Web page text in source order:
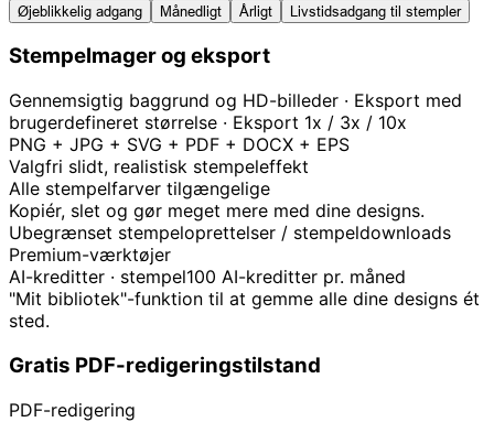
Øjeblikkelig adgang Månedligt Årligt Livstidsadgang til stempler
Stempelmager og eksport
Gennemsigtig baggrund og HD-billeder · Eksport med
brugerdefineret størrelse · Eksport 1x / 3x / 10x
PNG + JPG + SVG + PDF + DOCX + EPS
Valgfri slidt, realistisk stempeleffekt
Alle stempelfarver tilgængelige
Kopiér, slet og gør meget mere med dine designs.
Ubegrænset stempeloprettelser / stempeldownloads
Premium-værktøjer
AI-kreditter · stempel100 AI-kreditter pr. måned
"Mit bibliotek"-funktion til at gemme alle dine designs ét
sted.
Gratis PDF-redigeringstilstand
PDF-redigering